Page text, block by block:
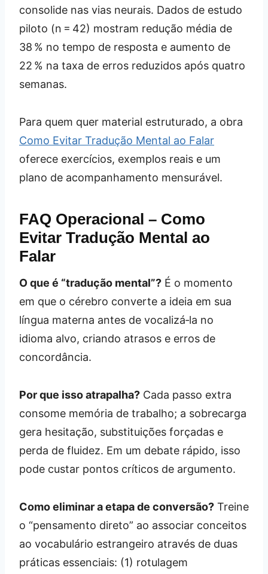
consolide nas vias neurais. Dados de estudo
piloto (n = 42) mostram redução média de
38 % no tempo de resposta e aumento de
22 % na taxa de erros reduzidos após quatro
semanas.
Para quem quer material estruturado, a obra
Como Evitar Tradução Mental ao Falar
oferece exercícios, exemplos reais e um
plano de acompanhamento mensurável.
FAQ Operacional – Como
Evitar Tradução Mental ao
Falar
O que é “tradução mental”? É o momento
em que o cérebro converte a ideia em sua
língua materna antes de vocalizá‑la no
idioma alvo, criando atrasos e erros de
concordância.
Por que isso atrapalha? Cada passo extra
consome memória de trabalho; a sobrecarga
gera hesitação, substituições forçadas e
perda de fluidez. Em um debate rápido, isso
pode custar pontos críticos de argumento.
Como eliminar a etapa de conversão? Treine
o “pensamento direto” ao associar conceitos
ao vocabulário estrangeiro através de duas
práticas essenciais: (1) rotulagem